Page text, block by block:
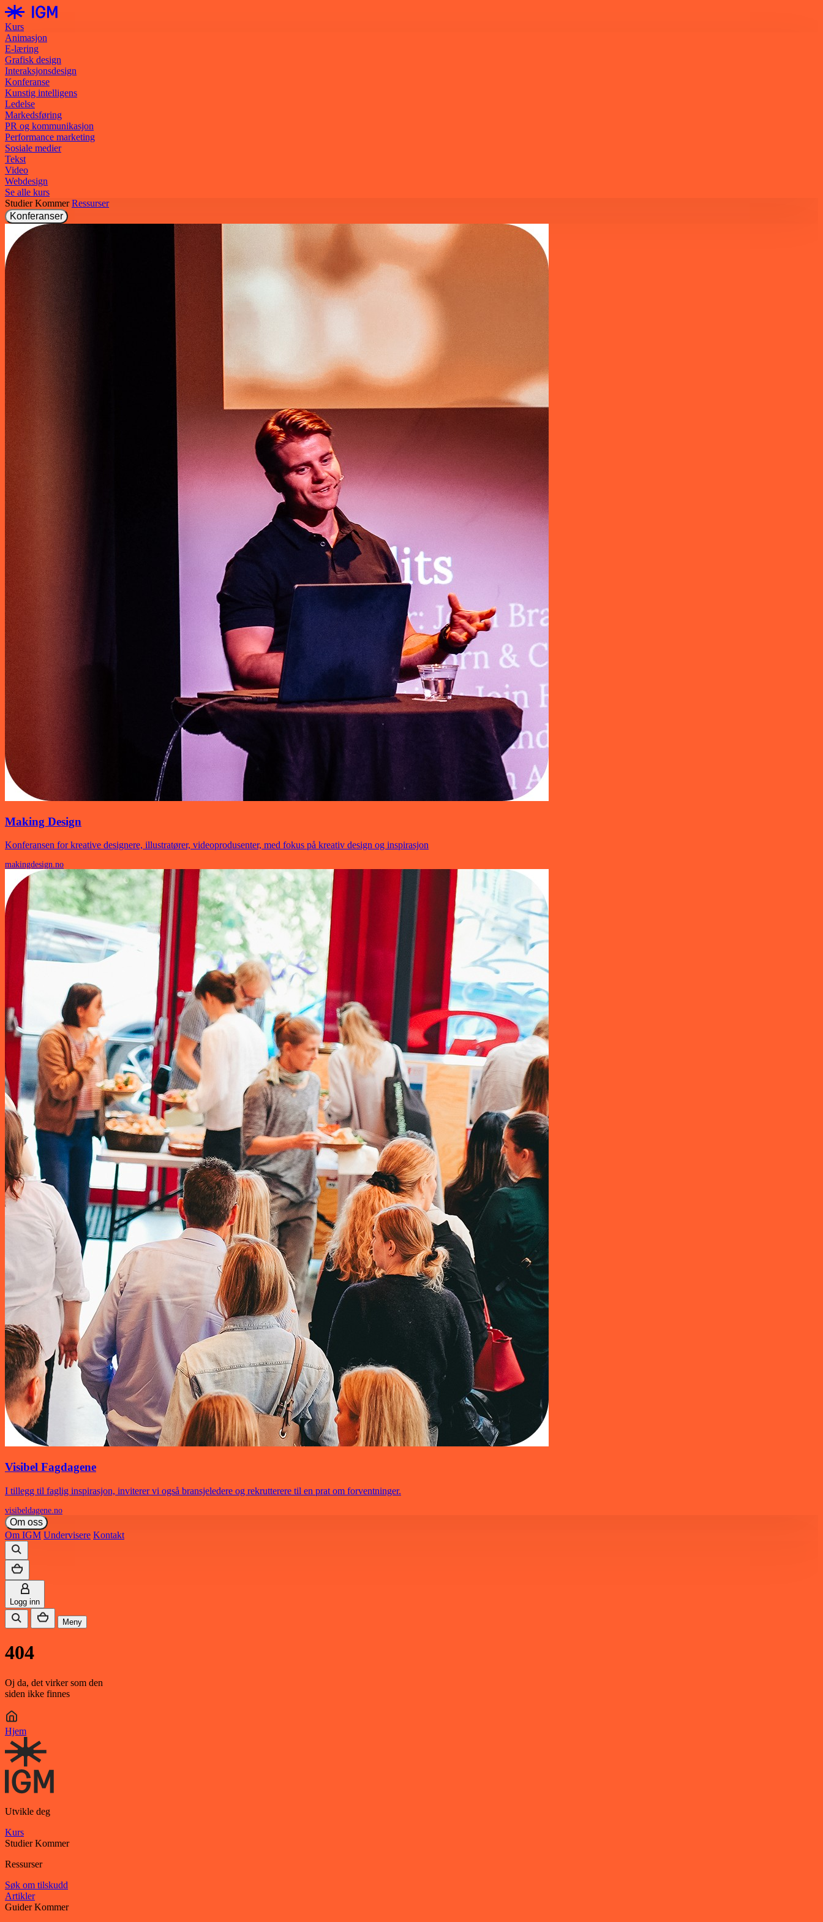
Kurs
Animasjon
E-læring
Grafisk design
Interaksjonsdesign
Konferanse
Kunstig intelligens
Ledelse
Markedsføring
PR og kommunikasjon
Performance marketing
Sosiale medier
Tekst
Video
Webdesign
Se alle kurs
StudierKommer Ressurser
Konferanser
Making Design
Konferansen for kreative designere, illustratører, videoprodusenter, med fokus på kreativ design og inspirasjon
makingdesign.no
Visibel Fagdagene
I tillegg til faglig inspirasjon, inviterer vi også bransjeledere og rekrutterere til en prat om forventninger.
visibeldagene.no
Om oss
Om IGM Undervisere Kontakt
Logg inn
Meny
404
Oj da, det virker som den
siden ikke finnes
Hjem
Utvikle deg
Kurs
StudierKommer
Ressurser
Søk om tilskudd
Artikler
GuiderKommer